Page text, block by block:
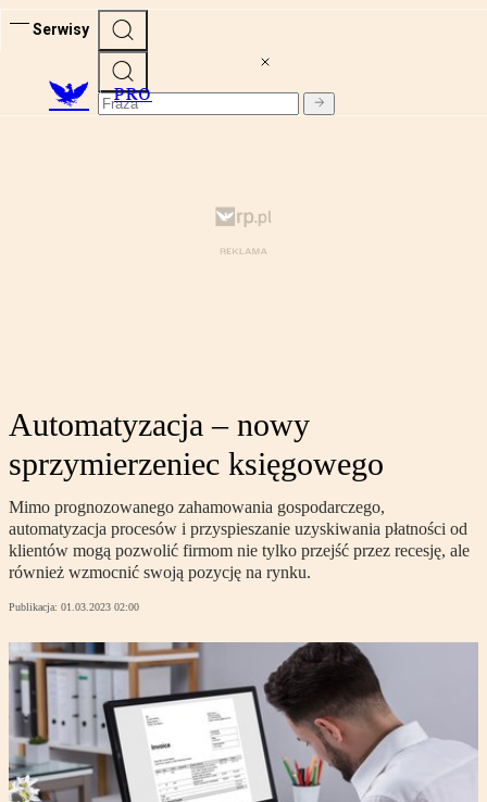
Serwisy
PRO
Automatyzacja – nowy
sprzymierzeniec księgowego
Mimo prognozowanego zahamowania gospodarczego,
automatyzacja procesów i przyspieszanie uzyskiwania płatności od
klientów mogą pozwolić firmom nie tylko przejść przez recesję, ale
również wzmocnić swoją pozycję na rynku.
Publikacja: 01.03.2023 02:00